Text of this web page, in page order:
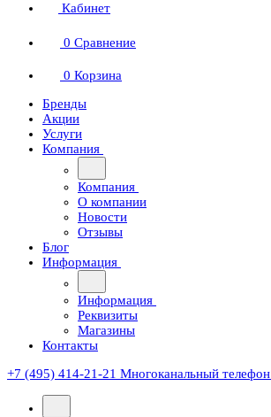
Кабинет
0 Сравнение
0 Корзина
Бренды
Акции
Услуги
Компания
Компания
О компании
Новости
Отзывы
Блог
Информация
Информация
Реквизиты
Магазины
Контакты
+7 (495) 414-21-21 Многоканальный телефон